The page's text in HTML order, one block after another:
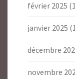
février 2025
janvier 2025
décembre
novembre